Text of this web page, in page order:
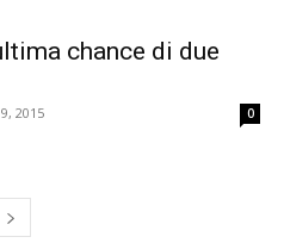
chance di due
2015 0